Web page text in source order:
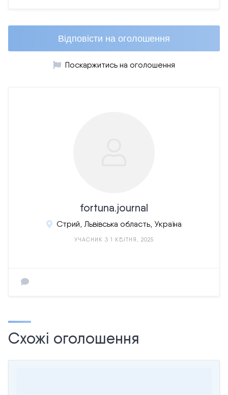
Відповісти на оголошення
Поскаржитись на оголошення
fortuna.journal
Стрий, Львівська область, Україна
УЧАСНИК З 1 КВІТНЯ, 2025
Схожі оголошення